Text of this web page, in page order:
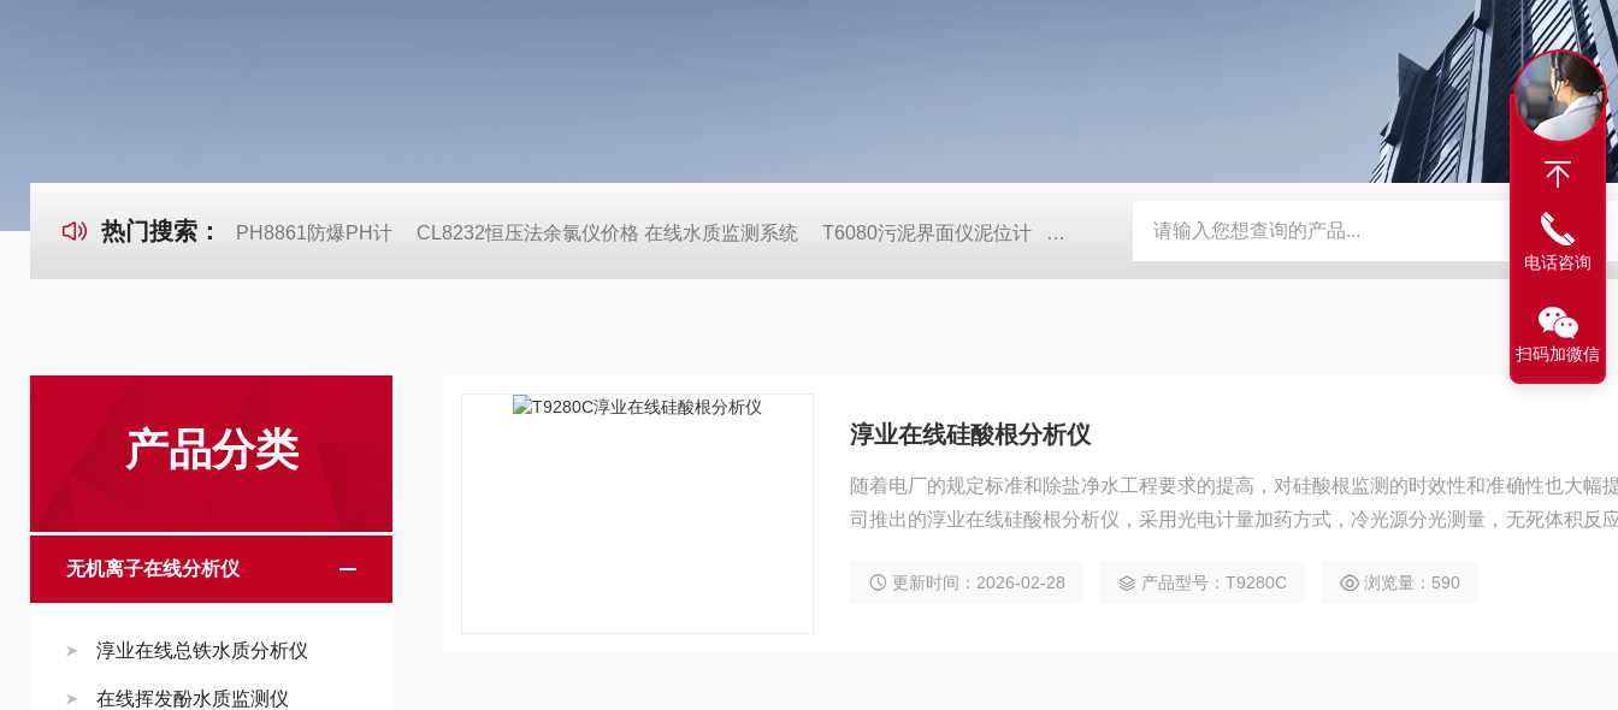
热门搜索： PH8861防爆PH计 CL8232恒压法余氯仪价格 在线水质监测系统 T6080污泥界面仪泥位计 CS5763膜法余氯电极 电化学配件 TWINNO T9090浮漂水质监
产品分类
无机离子在线分析仪
淳业在线总铁水质分析仪
在线挥发酚水质监测仪
淳业在线硅酸根分析仪
随着电厂的规定标准和除盐净水工程要求的提高，对硅酸根监测的时效性和准确性也大幅
司推出的淳业在线硅酸根分析仪，采用光电计量加药方式，冷光源分光测量，无死体积反
更新时间：2026-02-28 产品型号：T9280C 浏览量：590
电话咨询
扫码加微信